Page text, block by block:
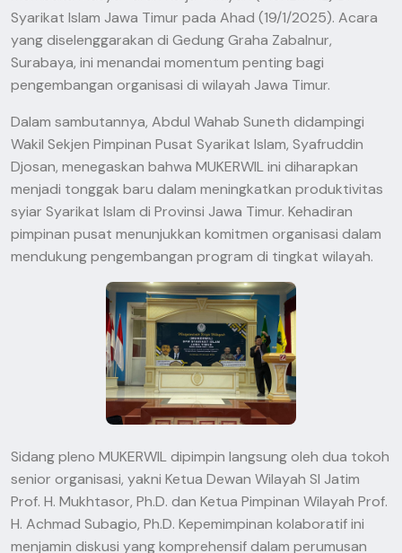
Syarikat Islam Jawa Timur pada Ahad (19/1/2025). Acara
yang diselenggarakan di Gedung Graha Zabalnur,
Surabaya, ini menandai momentum penting bagi
pengembangan organisasi di wilayah Jawa Timur.
Dalam sambutannya, Abdul Wahab Suneth didampingi
Wakil Sekjen Pimpinan Pusat Syarikat Islam, Syafruddin
Djosan, menegaskan bahwa MUKERWIL ini diharapkan
menjadi tonggak baru dalam meningkatkan produktivitas
syiar Syarikat Islam di Provinsi Jawa Timur. Kehadiran
pimpinan pusat menunjukkan komitmen organisasi dalam
mendukung pengembangan program di tingkat wilayah.
Sidang pleno MUKERWIL dipimpin langsung oleh dua tokoh
senior organisasi, yakni Ketua Dewan Wilayah SI Jatim
Prof. H. Mukhtasor, Ph.D. dan Ketua Pimpinan Wilayah Prof.
H. Achmad Subagio, Ph.D. Kepemimpinan kolaboratif ini
menjamin diskusi yang komprehensif dalam perumusan